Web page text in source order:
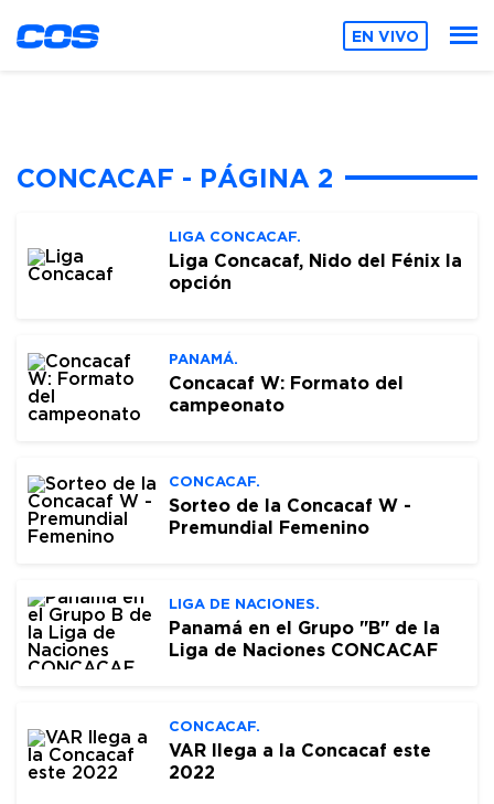
EN VIVO
CONCACAF - PÁGINA 2
LIGA CONCACAF.
Liga Concacaf, Nido del Fénix la
opción
PANAMÁ.
Concacaf W: Formato del
campeonato
CONCACAF.
Sorteo de la Concacaf W -
Premundial Femenino
LIGA DE NACIONES.
Panamá en el Grupo "B" de la
Liga de Naciones CONCACAF
CONCACAF.
VAR llega a la Concacaf este
2022